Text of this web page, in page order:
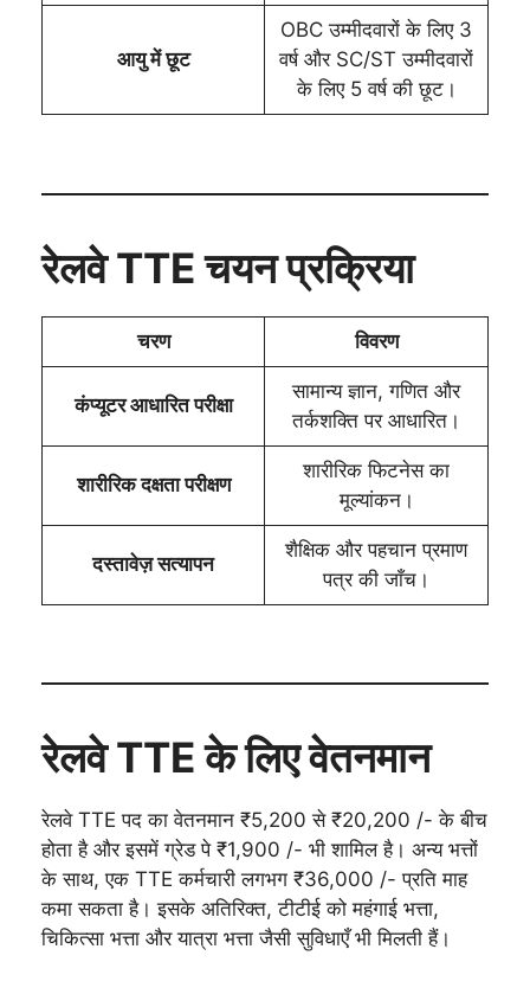
आयु में छूट
OBC उम्मीदवारों के लिए 3
वर्ष और SC/ST उम्मीदवारों
के लिए 5 वर्ष की छूट।
रेलवे TTE चयन प्रक्रिया
चरण विवरण
कंप्यूटर आधारित परीक्षा
सामान्य ज्ञान, गणित और
तर्कशक्ति पर आधारित।
शारीरिक दक्षता परीक्षण
शारीरिक फिटनेस का
मूल्यांकन।
दस्तावेज़ सत्यापन
शैक्षिक और पहचान प्रमाण
पत्र की जाँच।
रेलवे TTE के लिए वेतनमान
रेलवे TTE पद का वेतनमान ₹5,200 से ₹20,200 /- के बीच
होता है और इसमें ग्रेड पे ₹1,900 /- भी शामिल है। अन्य भत्तों
के साथ, एक TTE कर्मचारी लगभग ₹36,000 /- प्रति माह
कमा सकता है। इसके अतिरिक्त, टीटीई को महंगाई भत्ता,
चिकित्सा भत्ता और यात्रा भत्ता जैसी सुविधाएँ भी मिलती हैं।